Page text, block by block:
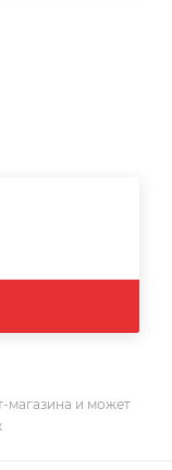
магазина и может